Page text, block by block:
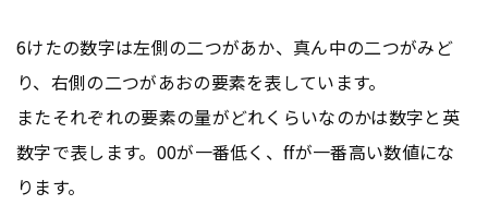
6けたの数字は左側の二つがあか、真ん中の二つがみど
り、右側の二つがあおの要素を表しています。
またそれぞれの要素の量がどれくらいなのかは数字と英
数字で表します。00が一番低く、ffが一番高い数値にな
ります。